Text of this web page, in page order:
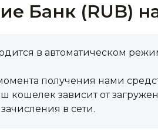
Банк (RUB)
в автоматическом
получения нами
кошелек зависит от
в сети.